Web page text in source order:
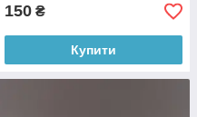
150 ₴
Купити